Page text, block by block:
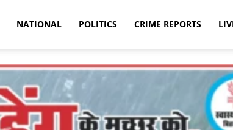
NATIONAL POLITICS CRIME REPORTS